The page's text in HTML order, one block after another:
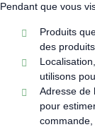
Pendant que vous
Produits
des
utilisons
Adresse de
pour